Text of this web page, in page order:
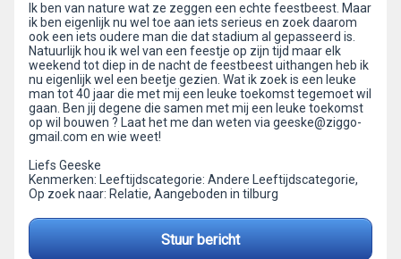
Ik ben van nature wat ze zeggen een echte feestbeest. Maar
ik ben eigenlijk nu wel toe aan iets serieus en zoek daarom
ook een iets oudere man die dat stadium al gepasseerd is.
Natuurlijk hou ik wel van een feestje op zijn tijd maar elk
weekend tot diep in de nacht de feestbeest uithangen heb ik
nu eigenlijk wel een beetje gezien. Wat ik zoek is een leuke
man tot 40 jaar die met mij een leuke toekomst tegemoet wil
gaan. Ben jij degene die samen met mij een leuke toekomst
op wil bouwen ? Laat het me dan weten via geeske@ziggo-
gmail.com en wie weet!
Liefs Geeske
Kenmerken: Leeftijdscategorie: Andere Leeftijdscategorie,
Op zoek naar: Relatie, Aangeboden in tilburg
Stuur bericht